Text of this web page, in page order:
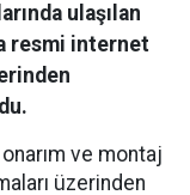
ulaşılan
resmi internet
ve montaj
üzerinden